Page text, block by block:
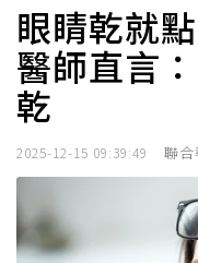
眼睛乾就
醫師直言
乾
2025-12-15 09:39:49 聯